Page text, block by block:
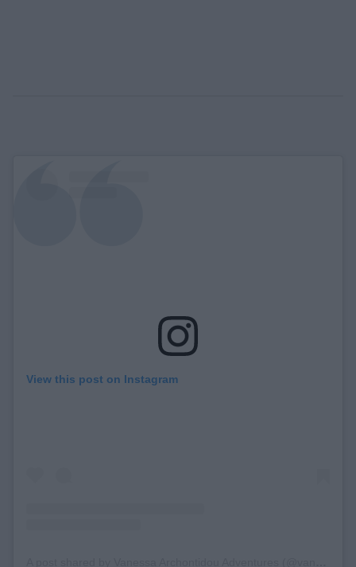
View this post on Instagram